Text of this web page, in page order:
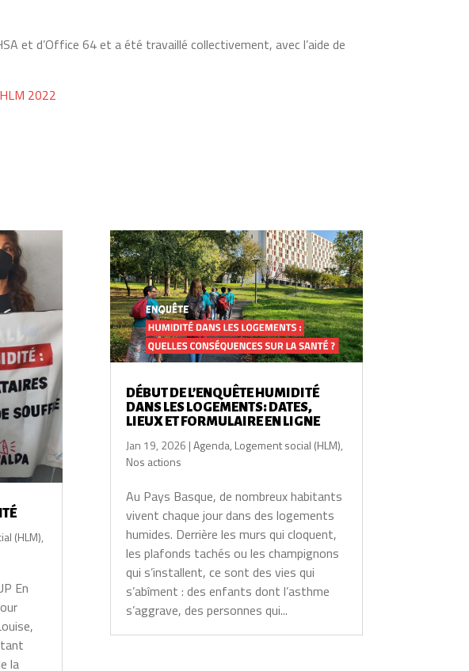
et d’Office 64 et a été travaillé collectivement, avec l’aide de
2022
(HLM),
En
la
DÉBUT DE L’ENQUÊTE HUMIDITÉ
DANS LES LOGEMENTS: DATES,
LIEUX ET FORMULAIRE EN LIGNE
Jan 19, 2026 |Agenda, Logement social (HLM),
Nos actions
Au Pays Basque, de nombreux habitants
vivent chaque jour dans des logements
humides. Derrière les murs qui cloquent,
les plafonds tachés ou les champignons
qui s’installent, ce sont des vies qui
s’abîment : des enfants dont l’asthme
s’aggrave, des personnes qui...